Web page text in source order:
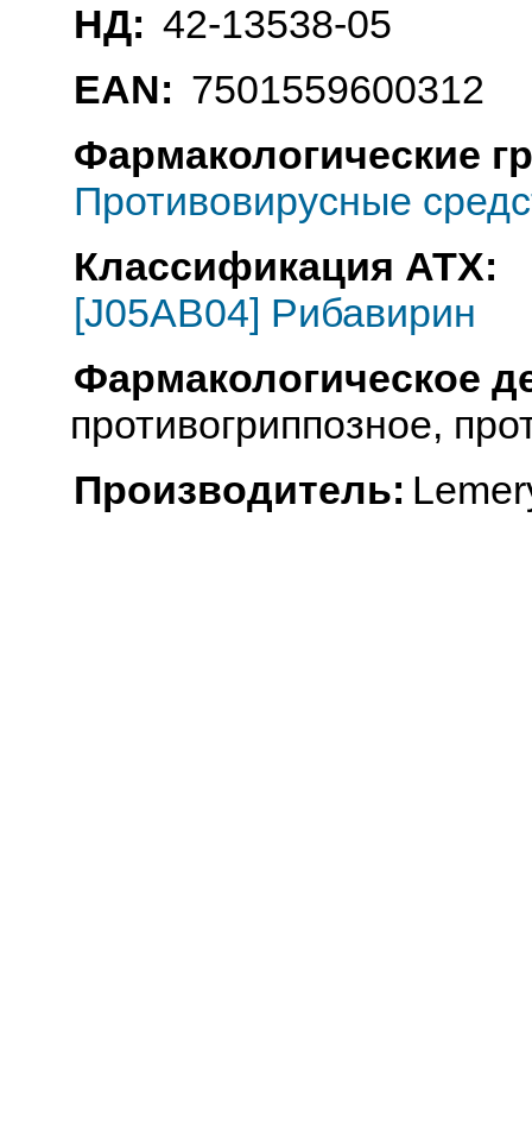
НД: 42-13538-05
EAN: 7501559600312
Фармакологические
Противовирусные
Классификация АТХ:
[J05AB04] Рибавирин
Фармакологическое
противогриппозное,
Производитель: